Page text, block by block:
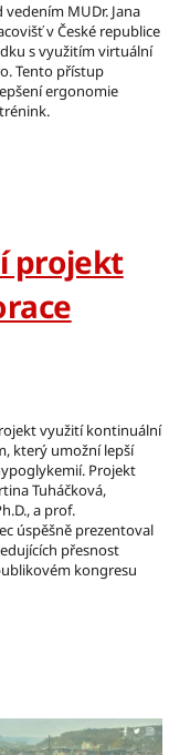
MUDr. Jana
v České republice
s využitím virtuální
Tento přístup
ergonomie
projekt
využití kontinuální
který umožní lepší
Projekt
Tuháčková,
a prof.
úspěšně prezentoval
přesnost
kongresu